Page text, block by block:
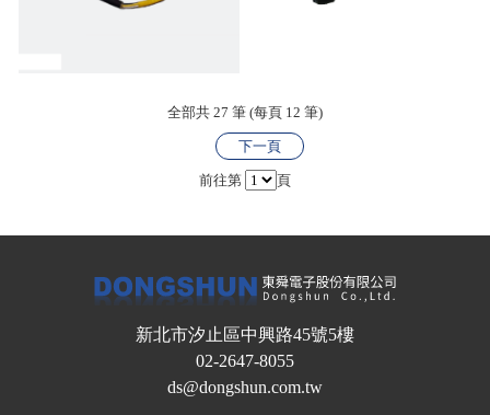
全部共 27 筆 (每頁 12 筆)
下一頁
前往第 頁
新北市汐止區中興路45號5樓
02-2647-8055
ds@dongshun.com.tw